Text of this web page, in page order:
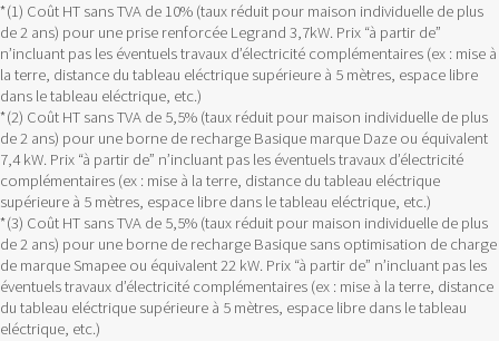
*(1) Coût HT sans TVA de 10% (taux réduit pour maison individuelle de plus
de 2 ans) pour une prise renforcée Legrand 3,7kW. Prix “à partir de”
n’incluant pas les éventuels travaux d’électricité complémentaires (ex : mise à
la terre, distance du tableau eléctrique supérieure à 5 mètres, espace libre
dans le tableau eléctrique, etc.)
*(2) Coût HT sans TVA de 5,5% (taux réduit pour maison individuelle de plus
de 2 ans) pour une borne de recharge Basique marque Daze ou équivalent
7,4 kW. Prix “à partir de” n’incluant pas les éventuels travaux d’électricité
complémentaires (ex : mise à la terre, distance du tableau eléctrique
supérieure à 5 mètres, espace libre dans le tableau eléctrique, etc.)
*(3) Coût HT sans TVA de 5,5% (taux réduit pour maison individuelle de plus
de 2 ans) pour une borne de recharge Basique sans optimisation de charge
de marque Smapee ou équivalent 22 kW. Prix “à partir de” n’incluant pas les
éventuels travaux d’électricité complémentaires (ex : mise à la terre, distance
du tableau eléctrique supérieure à 5 mètres, espace libre dans le tableau
eléctrique, etc.)